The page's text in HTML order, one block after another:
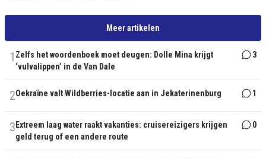
Meer artikelen
1 Zelfs het woordenboek moet deugen: Dolle Mina krijgt
‘vulvalippen’ in de Van Dale
3
2Oekraïne valt Wildberries-locatie aan in Jekaterinenburg 1
3 Extreem laag water raakt vakanties: cruisereizigers krijgen
geld terug of een andere route
0